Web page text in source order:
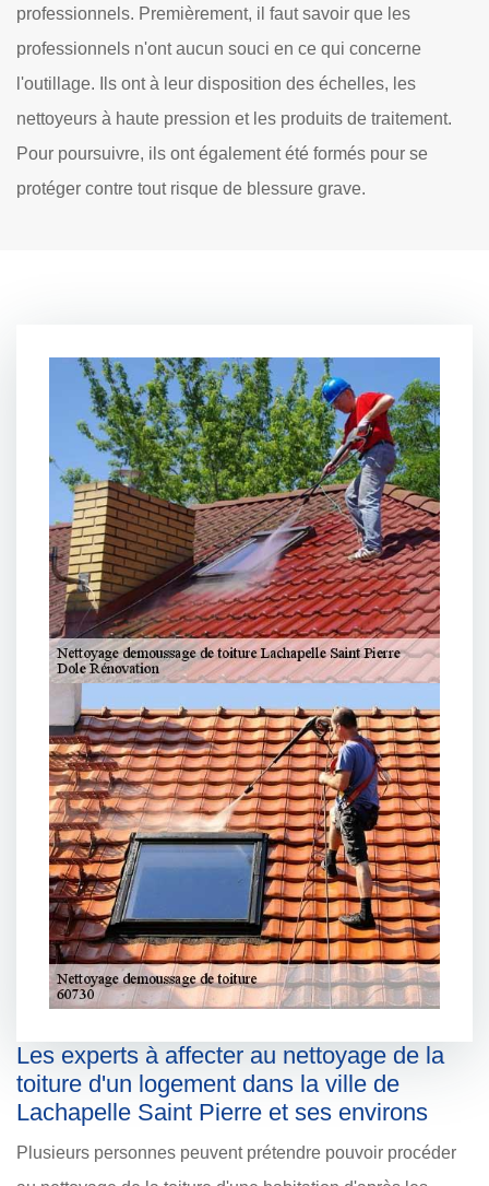
professionnels. Premièrement, il faut savoir que les
professionnels n'ont aucun souci en ce qui concerne
l'outillage. Ils ont à leur disposition des échelles, les
nettoyeurs à haute pression et les produits de traitement.
Pour poursuivre, ils ont également été formés pour se
protéger contre tout risque de blessure grave.
Les experts à affecter au nettoyage de la
toiture d'un logement dans la ville de
Lachapelle Saint Pierre et ses environs
Plusieurs personnes peuvent prétendre pouvoir procéder